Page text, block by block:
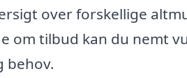
over forskellige
om tilbud kan du nemt
behov.